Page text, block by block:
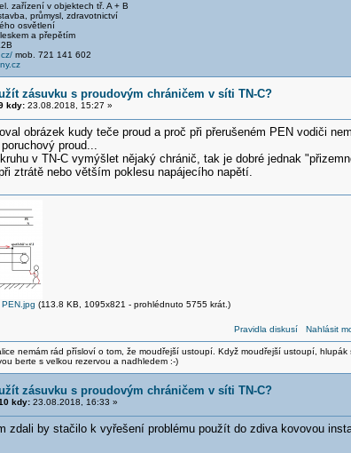
zařízení v objektech tř. A + B
průmysl, zdravotnictví
osvětlení
a přepětím
mob. 721 141 602
zásuvku s proudovým chráničem v síti TN-C?
kdy:23.08.2018, 15:27 »
obrázek kudy teče proud a proč při přerušeném PEN vodiči
proud...
v TN-C vymýšlet nějaký chránič, tak je dobré jednak
ztrátě nebo větším poklesu napájecího napětí.
(113.8 KB, 1095x821 - prohlédnuto 5755 krát.)
Pravidla diskusí Nahlásit
nemám rád přísloví o tom, že moudřejší ustoupí. Když moudřejší ustoupí, hlupák
berte s velkou rezervou a nadhledem :-)
zásuvku s proudovým chráničem v síti TN-C?
kdy:23.08.2018, 16:33 »
zdali by stačilo k vyřešení problému použít do zdiva kovovou